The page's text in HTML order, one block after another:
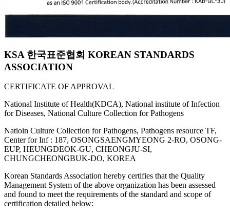
KSA 한국표준협회 KOREAN STANDARDS
ASSOCIATION
CERTIFICATE OF APPROVAL
National Institute of Health(KDCA), National institute of Infection
for Diseases, National Culture Collection for Pathogens
Natioin Culture Collection for Pathogens, Pathogens resource TF,
Center for Inf : 187, OSONGSAENGMYEONG 2-RO, OSONG-
EUP, HEUNGDEOK-GU, CHEONGJU-SI,
CHUNGCHEONGBUK-DO, KOREA
Korean Standards Association hereby certifies that the Quality
Management System of the above organization has been assessed
and found to meet the requirements of the standard and scope of
certification detailed below: